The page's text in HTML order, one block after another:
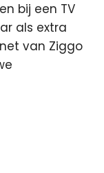
bij een TV
als extra
van Ziggo